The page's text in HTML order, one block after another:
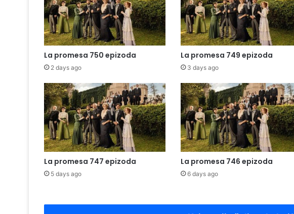
La promesa 750 epizoda
2 days ago
La promesa 749 epizoda
3 days ago
La promesa 747 epizoda
5 days ago
La promesa 746 epizoda
6 days ago